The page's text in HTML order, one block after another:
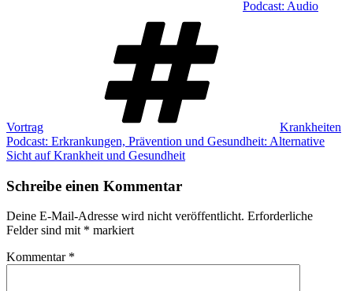
Podcast: Audio
Vortrag
Krankheiten
Podcast: Erkrankungen, Prävention und Gesundheit: Alternative
Sicht auf Krankheit und Gesundheit
Schreibe einen Kommentar
Deine E-Mail-Adresse wird nicht veröffentlicht. Erforderliche
Felder sind mit * markiert
Kommentar *